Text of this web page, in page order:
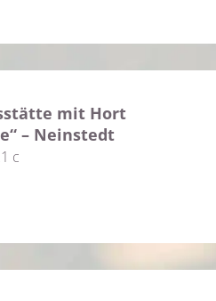
mit Hort
– Neinstedt
c